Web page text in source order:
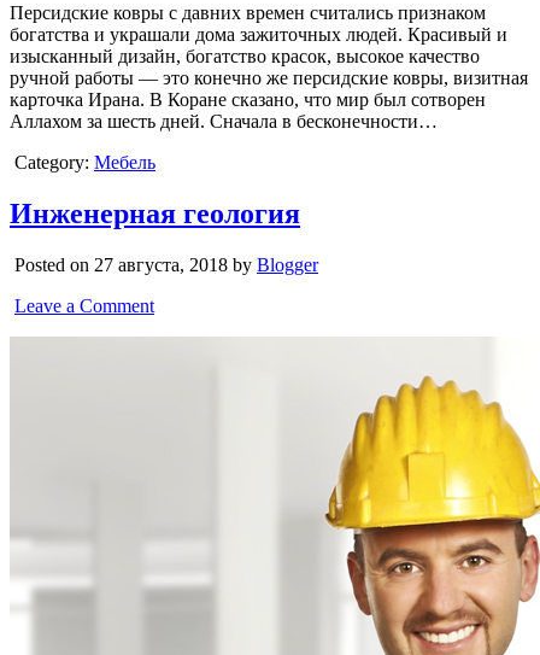
Персидские ковры с давних времен считались признаком
богатства и украшали дома зажиточных людей. Красивый и
изысканный дизайн, богатство красок, высокое качество
ручной работы — это конечно же персидские ковры, визитная
карточка Ирана. В Коране сказано, что мир был сотворен
Аллахом за шесть дней. Сначала в бесконечности…
Category: Мебель
Инженерная геология
Posted on 27 августа, 2018 by Blogger
Leave a Comment